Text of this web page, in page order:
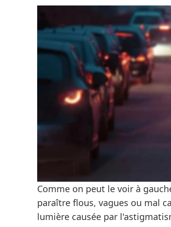
Comme on peut le voir à
paraître flous, vagues ou mal
lumière causée par